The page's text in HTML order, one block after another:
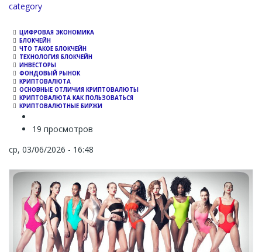
Channel
category
ЦИФРОВАЯ ЭКОНОМИКА
БЛОКЧЕЙН
ЧТО ТАКОЕ БЛОКЧЕЙН
ТЕХНОЛОГИЯ БЛОКЧЕЙН
ИНВЕСТОРЫ
ФОНДОВЫЙ РЫНОК
КРИПТОВАЛЮТА
ОСНОВНЫЕ ОТЛИЧИЯ КРИПТОВАЛЮТЫ
КРИПТОВАЛЮТА КАК ПОЛЬЗОВАТЬСЯ
КРИПТОВАЛЮТНЫЕ БИРЖИ
19 просмотров
ср, 03/06/2026 - 16:48